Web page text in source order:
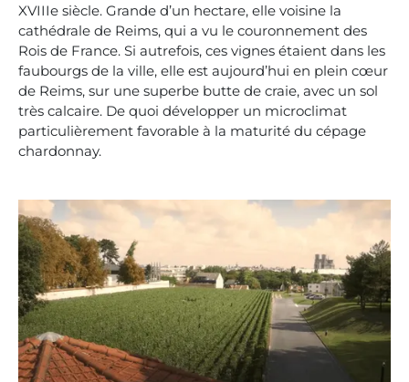
XVIIIe siècle. Grande d’un hectare, elle voisine la
cathédrale de Reims, qui a vu le couronnement des
Rois de France. Si autrefois, ces vignes étaient dans les
faubourgs de la ville, elle est aujourd’hui en plein cœur
de Reims, sur une superbe butte de craie, avec un sol
très calcaire. De quoi développer un microclimat
particulièrement favorable à la maturité du cépage
chardonnay.